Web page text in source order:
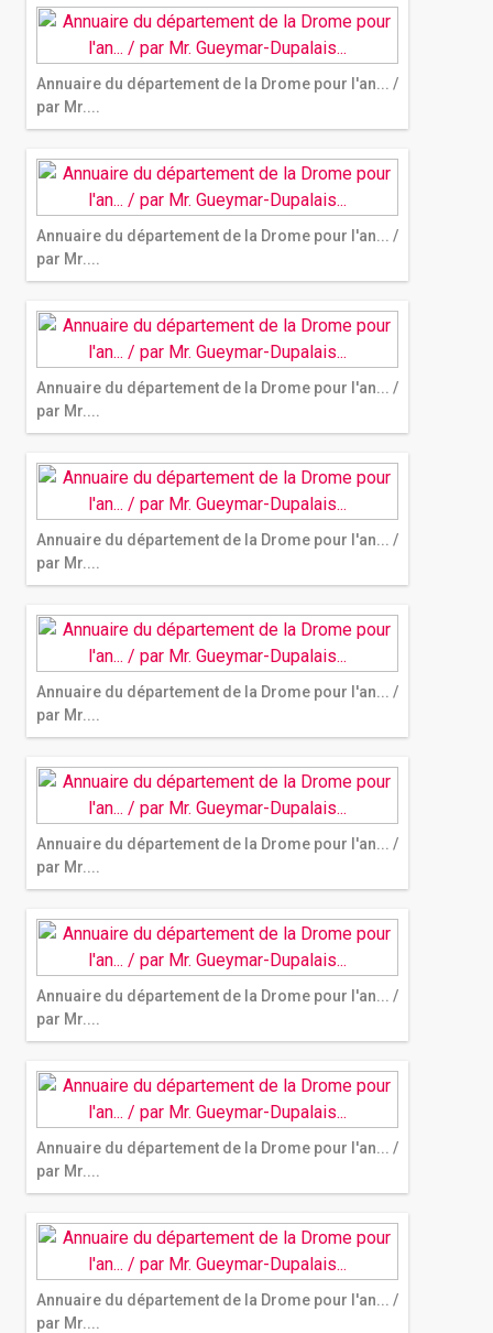
Annuaire du département de la Drome pour l'an... /
par Mr....
Annuaire du département de la Drome pour l'an... /
par Mr....
Annuaire du département de la Drome pour l'an... /
par Mr....
Annuaire du département de la Drome pour l'an... /
par Mr....
Annuaire du département de la Drome pour l'an... /
par Mr....
Annuaire du département de la Drome pour l'an... /
par Mr....
Annuaire du département de la Drome pour l'an... /
par Mr....
Annuaire du département de la Drome pour l'an... /
par Mr....
Annuaire du département de la Drome pour l'an... /
par Mr....